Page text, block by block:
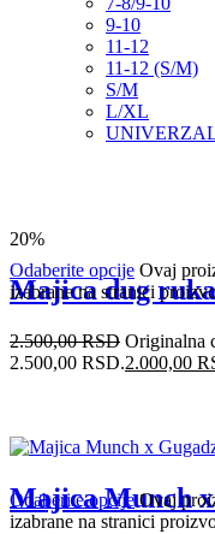
9-10
11-12
11-12 (S/M)
S/M
L/XL
Odaberite opcije Ovaj
izabrane na stranici
20%
Majica dug
2.500,00RSD Originalna
2.500,00 RSD.2.000,00
Odaberite opcije Ovaj
izabrane na stranici
Majica Munch